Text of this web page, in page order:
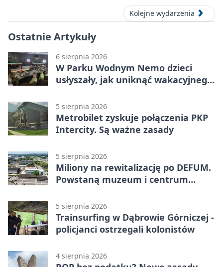
Kolejne wydarzenia
Ostatnie Artykuły
6 sierpnia 2026
W Parku Wodnym Nemo dzieci
usłyszały, jak uniknąć wakacyjnego
5 sierpnia 2026
Metrobilet zyskuje połączenia PKP
Intercity. Są ważne zasady
5 sierpnia 2026
Miliony na rewitalizację po DEFUM.
Powstaną muzeum i centrum
5 sierpnia 2026
Trainsurfing w Dąbrowie Górniczej -
policjanci ostrzegali kolonistów
4 sierpnia 2026